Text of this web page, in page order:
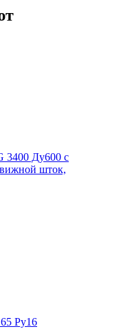
3400 Ду600 с
шток,
Ру16